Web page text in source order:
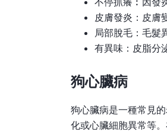
皮膚發炎：皮膚
局部脫毛：毛髮
有異味：皮脂分
狗心臟病
狗心臟病是一種常見
化或心臟細胞異常等